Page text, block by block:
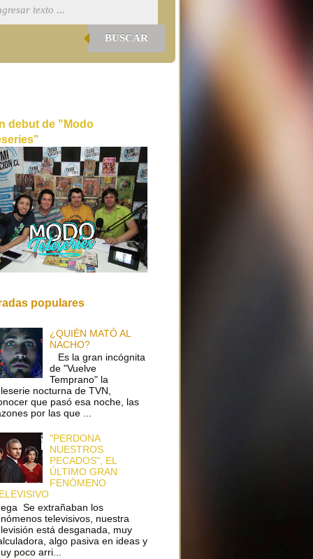
BUSCAR
debut de "Modo
populares
¿QUIÉN MATÓ AL
NACHO?
Es la gran incógnita
de "Vuelve
Temprano" la
nocturna de TVN,
que pasó esa noche, las
por las que ...
"PERDONA
NUESTROS
PECADOS", EL
ÚLTIMO GRAN
FENÓMENO
Se extrañaban los
televisivos, nuestra
está desganada, muy
algo pasiva en ideas y
poco arri...